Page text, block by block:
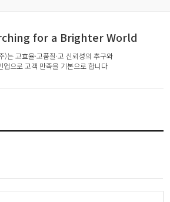
for a Brighter World
)는 고효율·고품질·고 신뢰성의 추구와
업으로 고객 만족을 기본으로 합니다